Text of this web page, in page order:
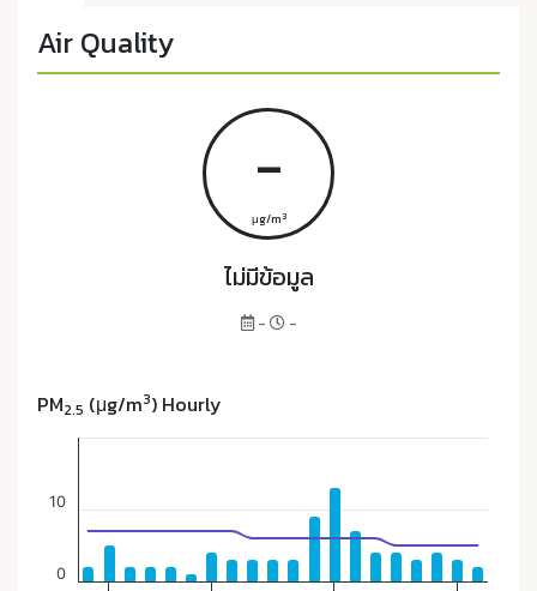
Air Quality
-
μg/m3
ไม่มีข้อมูล
- -
PM2.5 (μg/m3) Hourly